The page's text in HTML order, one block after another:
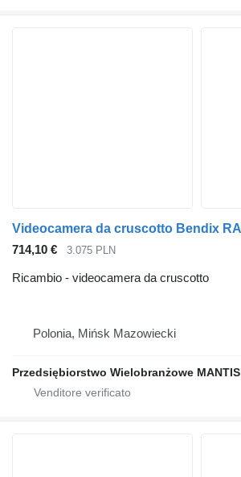
714,10 € 3.075 PLN
Ricambio - videocamera da cruscotto
Polonia, Mińsk Mazowiecki
Przedsiębiorstwo Wielobranżowe MANTIS